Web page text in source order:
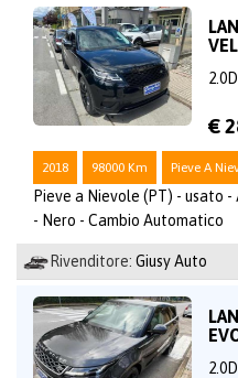
€
2018 98000 Km Pieve A
Pieve a Nievole (PT) - usato
- Nero - Cambio Automatico
Rivenditore: Giusy Auto